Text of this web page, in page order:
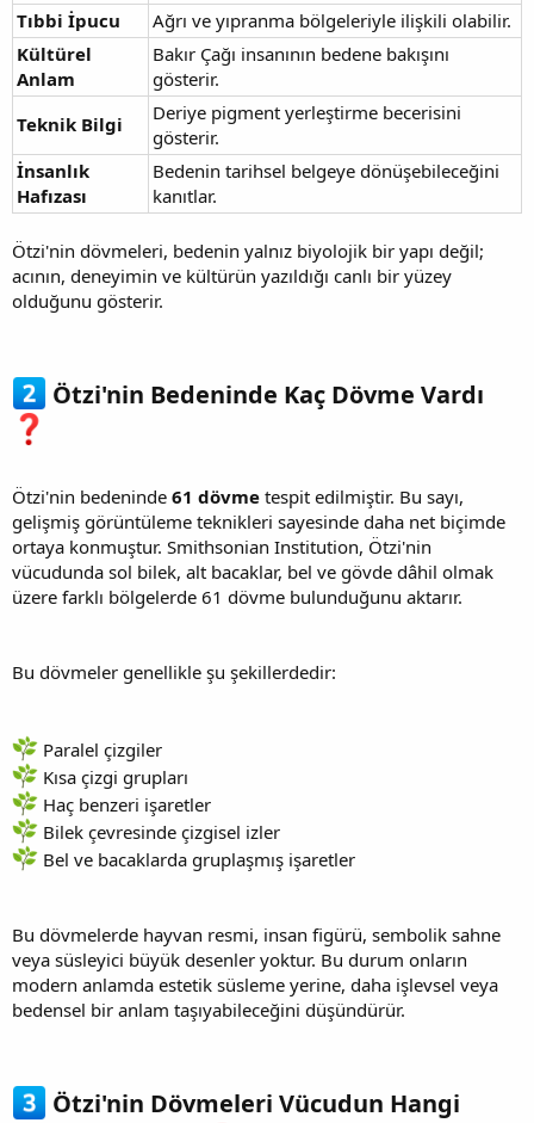
Tıbbi İpucu
Ağrı ve yıpranma bölgeleriyle ilişkili olabilir.
Kültürel
Anlam
Bakır Çağı insanının bedene bakışını
gösterir.
Teknik Bilgi
Deriye pigment yerleştirme becerisini
gösterir.
İnsanlık
Hafızası
Bedenin tarihsel belgeye dönüşebileceğini
kanıtlar.
Ötzi'nin dövmeleri, bedenin yalnız biyolojik bir yapı değil;
acının, deneyimin ve kültürün yazıldığı canlı bir yüzey
olduğunu gösterir.
Ötzi'nin Bedeninde Kaç Dövme Vardı
Ötzi'nin bedeninde 61 dövme tespit edilmiştir. Bu sayı,
gelişmiş görüntüleme teknikleri sayesinde daha net biçimde
ortaya konmuştur. Smithsonian Institution, Ötzi'nin
vücudunda sol bilek, alt bacaklar, bel ve gövde dâhil olmak
üzere farklı bölgelerde 61 dövme bulunduğunu aktarır.
Bu dövmeler genellikle şu şekillerdedir:
Paralel çizgiler
Kısa çizgi grupları
Haç benzeri işaretler
Bilek çevresinde çizgisel izler
Bel ve bacaklarda gruplaşmış işaretler
Bu dövmelerde hayvan resmi, insan figürü, sembolik sahne
veya süsleyici büyük desenler yoktur. Bu durum onların
modern anlamda estetik süsleme yerine, daha işlevsel veya
bedensel bir anlam taşıyabileceğini düşündürür.
Ötzi'nin Dövmeleri Vücudun Hangi